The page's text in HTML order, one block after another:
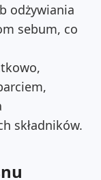
odżywiania
sebum, co
składników.